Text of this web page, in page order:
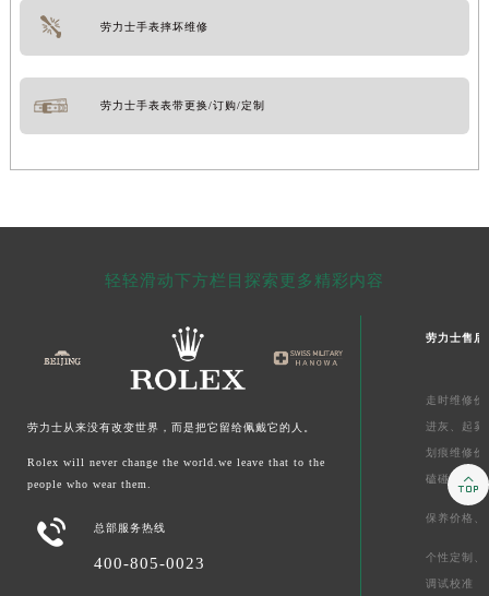
劳力士手表摔坏维修
劳力士手表表带更换/订购/定制
轻轻滑动下方栏目探索更多精彩内容
劳力士从来没有改变世界，而是把它留给佩戴它的人。
Rolex will never change the world.we leave that to the
people who wear them.
 总部服务热线
400-805-0023
劳力士售后
走时维修价
进灰、 起雾
划痕维修价
磕碰摔坏
保养价格、
个性定制、
调试校准
